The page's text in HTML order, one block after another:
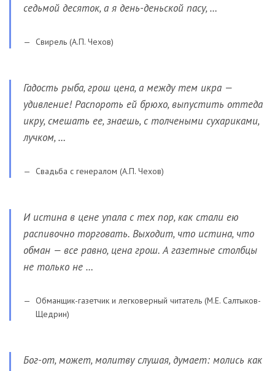
седьмой десяток, а я день-деньской пасу, …
Свирель (А.П. Чехов)
Гадость рыба, грош цена, а между тем икра —
удивление! Распороть ей брюхо, выпустить оттеда
икру, смешать ее, знаешь, с толчеными сухариками,
лучком, …
Свадьба с генералом (А.П. Чехов)
И истина в цене упала с тех пор, как стали ею
распивочно торговать. Выходит, что истина, что
обман — все равно, цена грош. А газетные столбцы
не только не …
Обманщик-газетчик и легковерный читатель (М.Е. Салтыков-
Щедрин)
Бог-от, может, молитву слушая, думает: молись как